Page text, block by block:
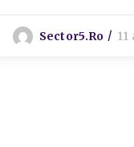
Sector5.ro